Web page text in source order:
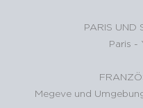
PARIS UND
Paris -
Megeve und